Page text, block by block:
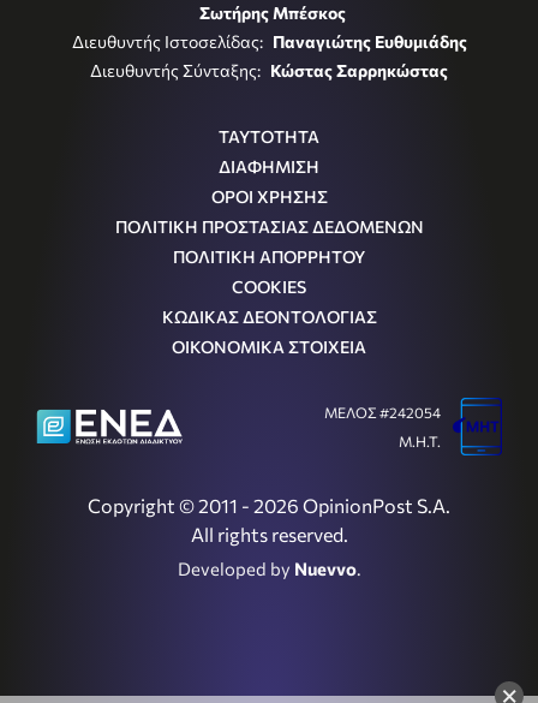
×
Σωτήρης Μπέσκος
Διευθυντής Ιστοσελίδας: Παναγιώτης Ευθυμιάδης
Διευθυντής Σύνταξης: Κώστας Σαρρηκώστας
ΤΑΥΤΟΤΗΤΑ
ΔΙΑΦΗΜΙΣΗ
ΟΡΟΙ ΧΡΗΣΗΣ
ΠΟΛΙΤΙΚΗ ΠΡΟΣΤΑΣΙΑΣ ΔΕΔΟΜΕΝΩΝ
ΠΟΛΙΤΙΚΗ ΑΠΟΡΡΗΤΟΥ
COOKIES
ΚΩΔΙΚΑΣ ΔΕΟΝΤΟΛΟΓΙΑΣ
ΟΙΚΟΝΟΜΙΚΑ ΣΤΟΙΧΕΙΑ
Copyright © 2011 - 2026 OpinionPost S.A.
All rights reserved.
Developed by Nuevvo.
ΜΕΛΟΣ #242054
Μ.Η.Τ.